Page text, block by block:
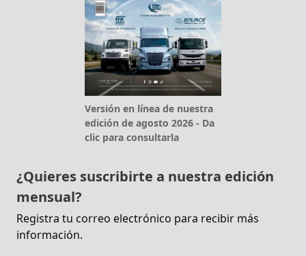
Versión en línea de nuestra
edición de agosto 2026 - Da
clic para consultarla
¿Quieres suscribirte a nuestra edición
mensual?
Registra tu correo electrónico para recibir más
información.